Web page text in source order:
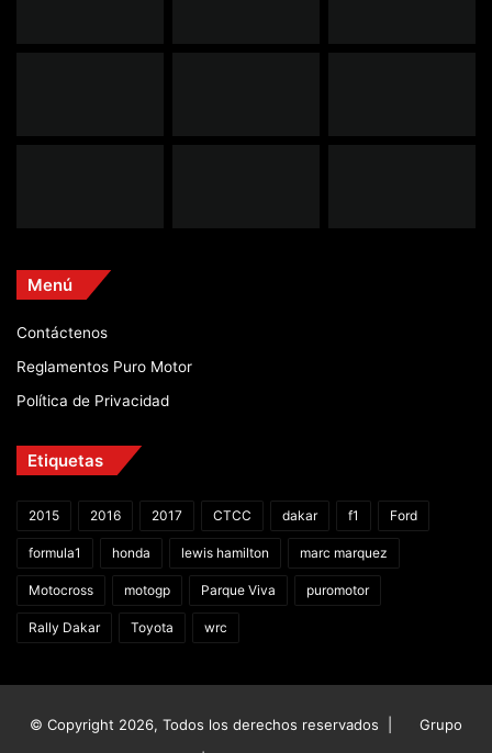
Menú
Contáctenos
Reglamentos Puro Motor
Política de Privacidad
Etiquetas
2015 2016 2017 CTCC dakar f1 Ford
formula1 honda lewis hamilton marc marquez
Motocross motogp Parque Viva puromotor
Rally Dakar Toyota wrc
© Copyright 2026, Todos los derechos reservados |
Grupo